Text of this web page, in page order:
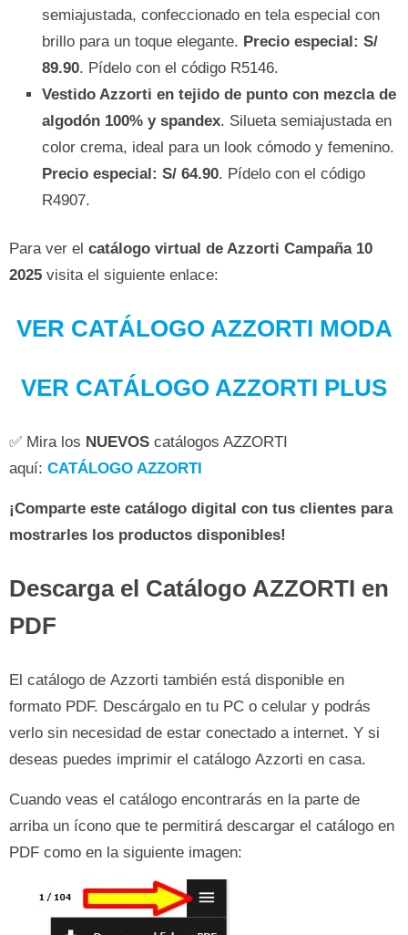
semiajustada, confeccionado en tela especial con
brillo para un toque elegante. Precio especial: S/
89.90. Pídelo con el código R5146.
Vestido Azzorti en tejido de punto con mezcla de
algodón 100% y spandex. Silueta semiajustada en
color crema, ideal para un look cómodo y femenino.
Precio especial: S/ 64.90. Pídelo con el código
R4907.
Para ver el catálogo virtual de Azzorti Campaña 10
2025 visita el siguiente enlace:
VER CATÁLOGO AZZORTI MODA
VER CATÁLOGO AZZORTI PLUS
✅ Mira los NUEVOS catálogos AZZORTI
aquí: CATÁLOGO AZZORTI
¡Comparte este catálogo digital con tus clientes para
mostrarles los productos disponibles!
Descarga el Catálogo AZZORTI en
PDF
El catálogo de Azzorti también está disponible en
formato PDF. Descárgalo en tu PC o celular y podrás
verlo sin necesidad de estar conectado a internet. Y si
deseas puedes imprimir el catálogo Azzorti en casa.
Cuando veas el catálogo encontrarás en la parte de
arriba un ícono que te permitirá descargar el catálogo en
PDF como en la siguiente imagen: